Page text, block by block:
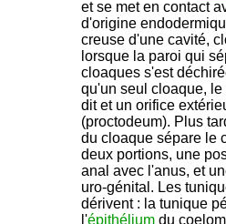
et se met en contact
d'origine
creuse d'une cavité,
lorsque la paroi qui
cloaques s'est
qu'un seul cloaque,
dit et un orifice
(proctodeum). Plus
du cloaque sépare le
deux portions, une
anal avec l'anus, et
uro-génital. Les
dérivent : la tunique
l'épithélium du